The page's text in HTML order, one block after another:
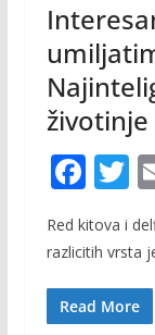
životinje
F
e
b
o
T
w
er
Red kitova i
razlicitih vrsta
Read More